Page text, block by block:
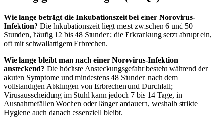
Wie lange beträgt die Inkubationszeit bei einer Norovirus-
Infektion? Die Inkubationszeit liegt meist zwischen 6 und 50
Stunden, häufig 12 bis 48 Stunden; die Erkrankung setzt abrupt ein,
oft mit schwallartigem Erbrechen.
Wie lange bleibt man nach einer Norovirus-Infektion
ansteckend? Die höchste Ansteckungsgefahr besteht während der
akuten Symptome und mindestens 48 Stunden nach dem
vollständigen Abklingen von Erbrechen und Durchfall;
Virusausscheidung im Stuhl kann jedoch 7 bis 14 Tage, in
Ausnahmefällen Wochen oder länger andauern, weshalb strikte
Hygiene auch danach essenziell bleibt.